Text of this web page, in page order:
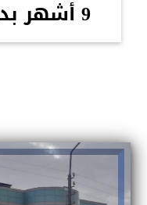
9 أشهر بدعم نمو الإيرادات